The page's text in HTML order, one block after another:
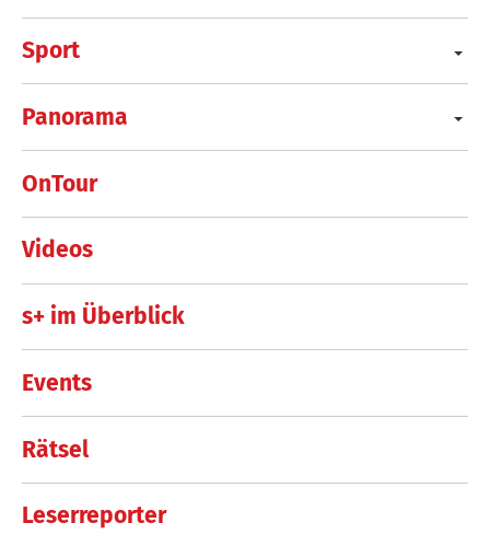
Sport
Panorama
OnTour
Videos
s+ im Überblick
Events
Rätsel
Leserreporter